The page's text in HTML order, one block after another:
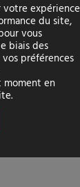
votre expérience
du site,
vous
biais des
préférences
en